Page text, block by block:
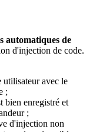
automatiques de
d'injection de code.
utilisateur avec le
;
bien enregistré et
;
d'injection non